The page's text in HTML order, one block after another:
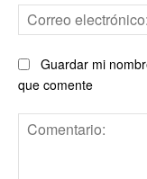
Guardar mi
que comente